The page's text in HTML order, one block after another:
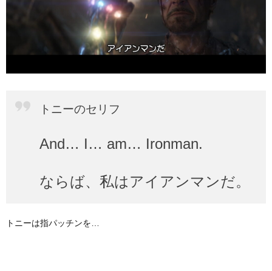
トニーのセリフ
And… I… am… Ironman.
ならば、私はアイアンマンだ。
トニーは指パッチンを…